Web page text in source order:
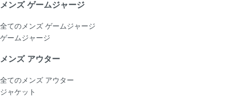
メンズ ゲームジャージ
全てのメンズ ゲームジャージ
ゲームジャージ
メンズ アウター
全てのメンズ アウター
ジャケット